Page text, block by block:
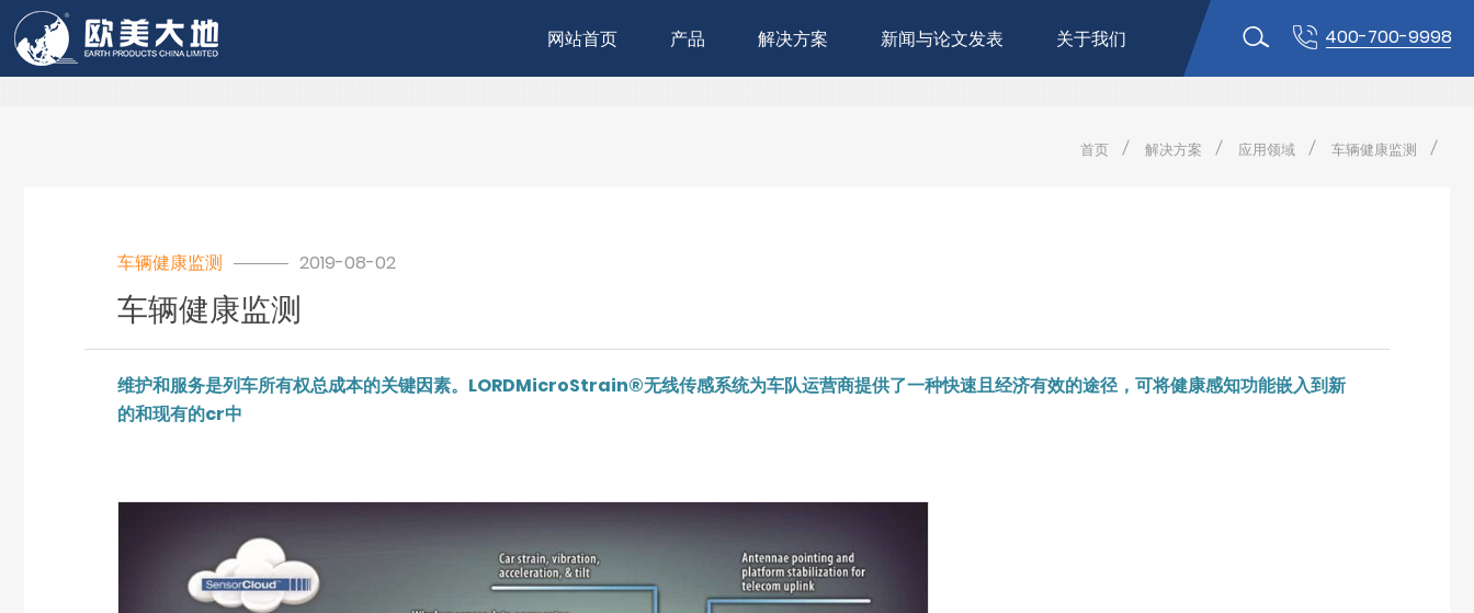
欧美大地 400-700-9998
网站首页 产品 解决方案 新闻与论文发表 关于我们
首页 解决方案 应用领域 车辆健康监测
车辆健康监测 2019-08-02
车辆健康监测
维护和服务是列车所有权总成本的关键因素。LORDMicroStrain®无线传感系统为车队运营商提供了一种快速且经济有效的途径，可将健康感知功能嵌入到新
的和现有的cr中